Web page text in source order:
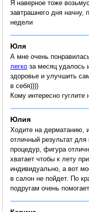
Я наверное тоже
завтрашнего дня начну,
недели
Юля
А мне очень
легко за месяц удалось
здоровье и улучшить
в себя))))
Кому интересно гуглите
Юлия
Ходите на дерматанию,
отличный результат
процедур, фигура
хватает чтобы к лету
индивидуально, а вот
в салон не пойдет. По
подругам очень